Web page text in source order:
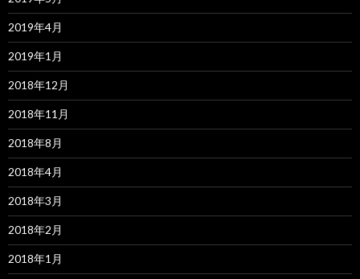
2019年4月
2019年1月
2018年12月
2018年11月
2018年8月
2018年4月
2018年3月
2018年2月
2018年1月